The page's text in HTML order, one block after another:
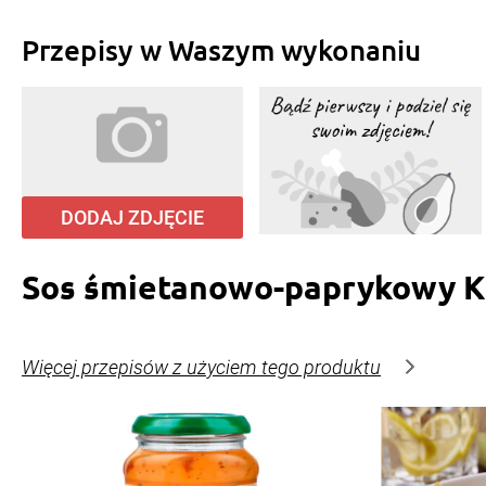
Przepisy w Waszym wykonaniu
DODAJ ZDJĘCIE
Sos śmietanowo-paprykowy
Więcej przepisów z użyciem tego produktu